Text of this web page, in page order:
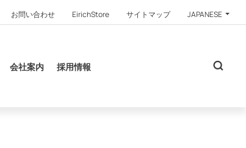
お問い合わせ EirichStore サイトマップ JAPANESE
会社案内 採用情報